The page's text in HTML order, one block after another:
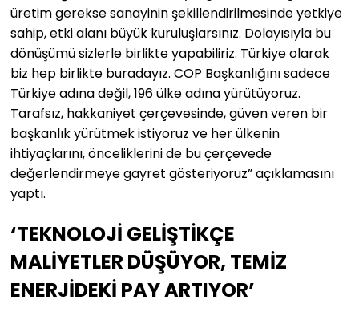
üretim gerekse sanayinin şekillendirilmesinde yetkiye
sahip, etki alanı büyük kuruluşlarsınız. Dolayısıyla bu
dönüşümü sizlerle birlikte yapabiliriz. Türkiye olarak
biz hep birlikte buradayız. COP Başkanlığını sadece
Türkiye adına değil, 196 ülke adına yürütüyoruz.
Tarafsız, hakkaniyet çerçevesinde, güven veren bir
başkanlık yürütmek istiyoruz ve her ülkenin
ihtiyaçlarını, önceliklerini de bu çerçevede
değerlendirmeye gayret gösteriyoruz” açıklamasını
yaptı.
‘TEKNOLOJİ GELİŞTİKÇE
MALİYETLER DÜŞÜYOR, TEMİZ
ENERJİDEKİ PAY ARTIYOR’